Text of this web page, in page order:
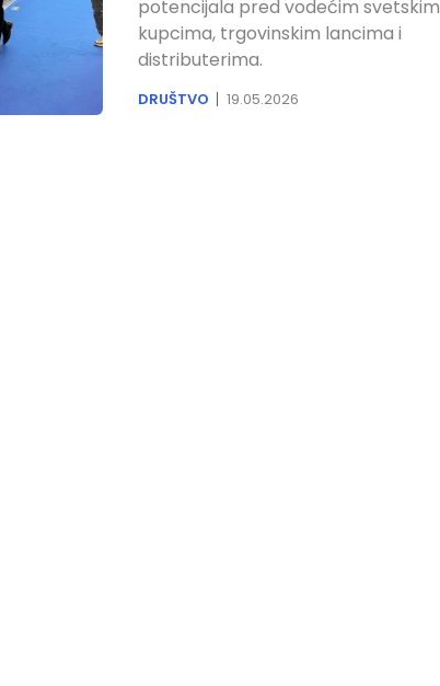
potencijala pred vodećim svetskim
kupcima, trgovinskim lancima i
distributerima.
DRUŠTVO 19.05.2026